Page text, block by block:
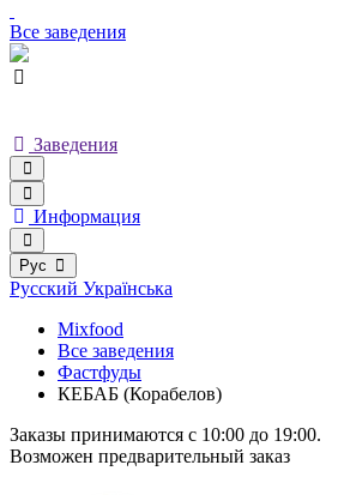
Все заведения
Заведения
Информация
Рус
Русский Українська
Mixfood
Все заведения
Фастфуды
КЕБАБ (Корабелов)
Заказы принимаются c 10:00 до 19:00.
Возможен предварительный заказ